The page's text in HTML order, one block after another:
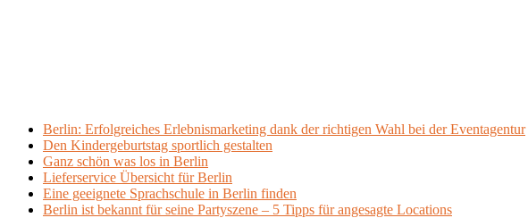
Berlin: Erfolgreiches Erlebnismarketing dank der richtigen Wahl bei der Eventagentur
Den Kindergeburtstag sportlich gestalten
Ganz schön was los in Berlin
Lieferservice Übersicht für Berlin
Eine geeignete Sprachschule in Berlin finden
Berlin ist bekannt für seine Partyszene – 5 Tipps für angesagte Locations